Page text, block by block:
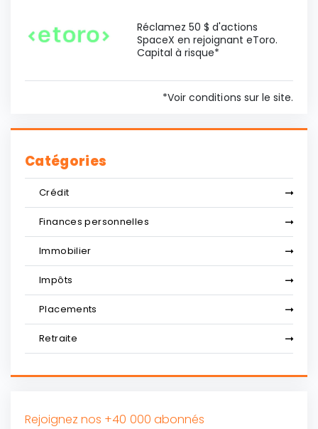
Réclamez 50 $ d'actions
SpaceX en rejoignant eToro.
Capital à risque*
*Voir conditions sur le site.
Catégories
Crédit
Finances personnelles
Immobilier
Impôts
Placements
Retraite
Rejoignez nos +40 000 abonnés